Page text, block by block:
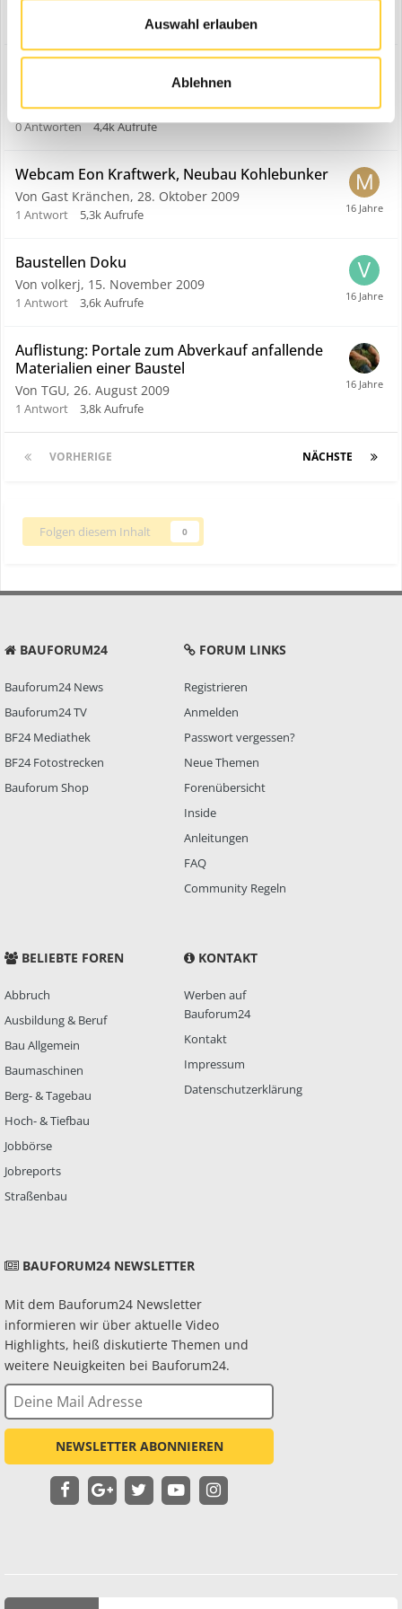
Auswahl erlauben
Ablehnen
Von baggerphil,25. Januar 2010
0Antworten 4,4kAufrufe
Webcam Eon Kraftwerk, Neubau Kohlebunker
Von Gast Kränchen, 28. Oktober 2009
1 Antwort 5,3kAufrufe
Baustellen Doku
Von volkerj, 15. November 2009
1 Antwort 3,6kAufrufe
Auflistung: Portale zum Abverkauf anfallende
Materialien einer Baustel
Von TGU, 26. August 2009
1 Antwort 3,8kAufrufe
VORHERIGE NÄCHSTE
Folgen diesem Inhalt 0
BAUFORUM24
Bauforum24 News
Bauforum24 TV
BF24 Mediathek
BF24 Fotostrecken
Bauforum Shop
FORUM LINKS
Registrieren
Anmelden
Passwort vergessen?
Neue Themen
Forenübersicht
Inside
Anleitungen
FAQ
Community Regeln
BELIEBTE FOREN
Abbruch
Ausbildung & Beruf
Bau Allgemein
Baumaschinen
Berg- & Tagebau
Hoch- & Tiefbau
Jobbörse
Jobreports
Straßenbau
KONTAKT
Werben auf
Bauforum24
Kontakt
Impressum
Datenschutzerklärung
BAUFORUM24 NEWSLETTER
Mit dem Bauforum24 Newsletter
informieren wir über aktuelle Video
Highlights, heiß diskutierte Themen und
weitere Neuigkeiten bei Bauforum24.
NEWSLETTER ABONNIEREN